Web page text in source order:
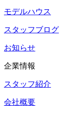
モデルハウス
スタッフブログ
お知らせ
企業情報
スタッフ紹介
会社概要